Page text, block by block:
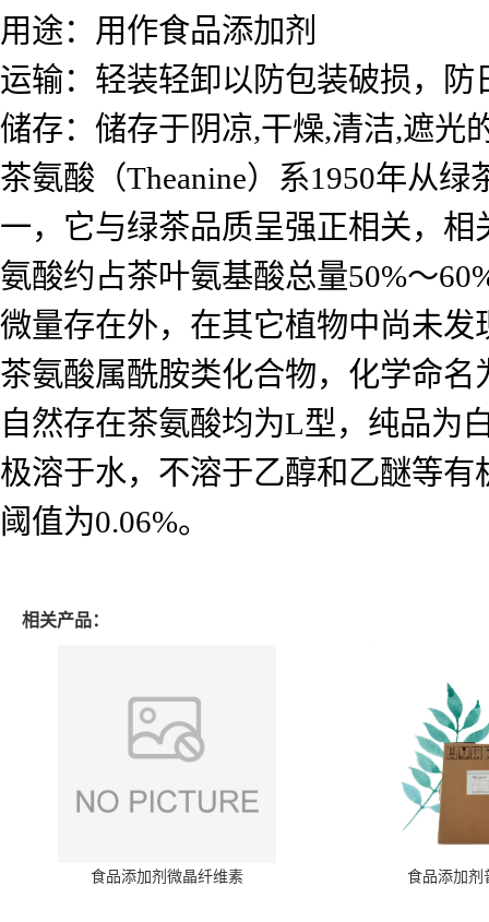
用途：用作食品添加剂
运输：轻装轻卸以防包装破损，
储存：储存于阴凉,干燥,清洁,遮光
茶氨酸（Theanine）系1950年从
一，它与绿茶品质呈强正相关，相
氨酸约占茶叶氨基酸总量50%～
微量存在外，在其它植物中尚未
茶氨酸属酰胺类化合物，化学命
自然存在茶氨酸均为L型，纯品为
极溶于水，不溶于乙醇和乙醚等
阈值为0.06%。
相关产品：
食品添加剂微晶纤维素 食品添加剂